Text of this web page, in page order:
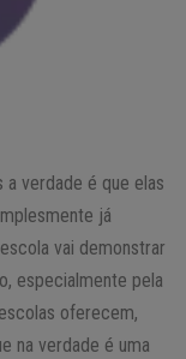
a verdade é que elas
já
vai demonstrar
especialmente pela
oferecem,
na verdade é uma